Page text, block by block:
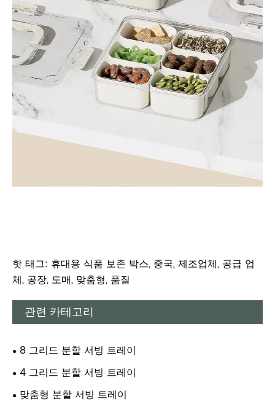
핫 태그: 휴대용 식품 보존 박스, 중국, 제조업체, 공급 업
체, 공장, 도매, 맞춤형, 품질
관련 카테고리
8 그리드 분할 서빙 트레이
4 그리드 분할 서빙 트레이
맞춤형 분할 서빙 트레이